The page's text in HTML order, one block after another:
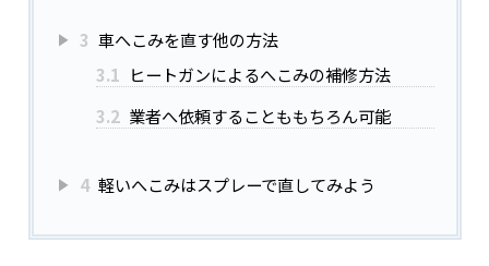
3 車へこみを直す他の方法
3.1 ヒートガンによるへこみの補修方法
3.2 業者へ依頼することももちろん可能
4 軽いへこみはスプレーで直してみよう